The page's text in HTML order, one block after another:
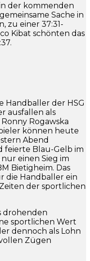
der kommenden
Sache in
zu einer 37:31-
Kibat schönten das
Handballer der HSG
ausfallen als
Rogawska
können heute
Abend
feierte Blau-Gelb im
einen Sieg im
Bietigheim. Das
die Handballer ein
der sportlichen
drohenden
sportlichen Wert
dennoch als Lohn
Zügen